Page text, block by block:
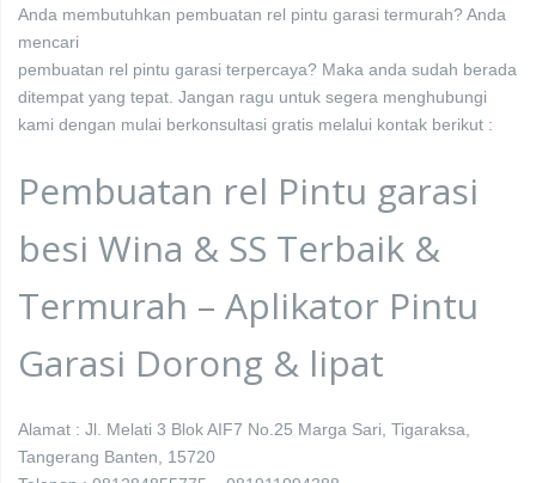
Anda membutuhkan pembuatan rel pintu garasi termurah? Anda
mencari
pembuatan rel pintu garasi terpercaya? Maka anda sudah berada
ditempat yang tepat. Jangan ragu untuk segera menghubungi
kami dengan mulai berkonsultasi gratis melalui kontak berikut :
Pembuatan rel Pintu garasi
besi Wina & SS Terbaik &
Termurah – Aplikator Pintu
Garasi Dorong & lipat
Alamat : Jl. Melati 3 Blok AIF7 No.25 Marga Sari, Tigaraksa,
Tangerang Banten, 15720